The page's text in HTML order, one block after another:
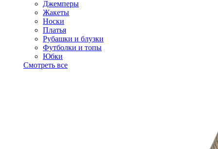
Джемперы
Жакеты
Носки
Платья
Рубашки и блузки
Футболки и топы
Юбки
Смотреть все